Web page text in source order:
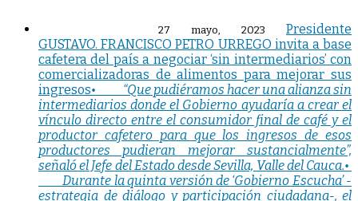
27 mayo, 2023
Presidente
GUSTAVO. FRANCISCO PETRO URREGO invita a base
cafetera del país a negociar ‘sin intermediarios’ con
comercializadoras de alimentos para mejorar sus
ingresos• “Que pudiéramos hacer una alianza sin
intermediarios donde el Gobierno ayudaría a crear el
vínculo directo entre el consumidor final de café y el
productor cafetero para que los ingresos de esos
productores pudieran mejorar sustancialmente”,
señaló el Jefe del Estado desde Sevilla, Valle del Cauca.•
Durante la quinta versión de ‘Gobierno Escucha’ -
estrategia de diálogo y participación ciudadana-, el